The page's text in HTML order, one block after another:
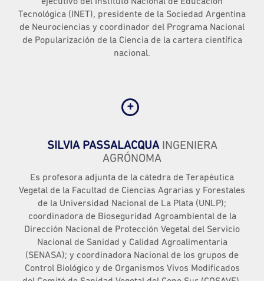
Tecnológica (INET), presidente de la Sociedad Argentina
de Neurociencias y coordinador del Programa Nacional
de Popularización de la Ciencia de la cartera científica
nacional.
SILVIA PASSALACQUA INGENIERA
AGRÓNOMA
Es profesora adjunta de la cátedra de Terapéutica
Vegetal de la Facultad de Ciencias Agrarias y Forestales
de la Universidad Nacional de La Plata (UNLP);
coordinadora de Bioseguridad Agroambiental de la
Dirección Nacional de Protección Vegetal del Servicio
Nacional de Sanidad y Calidad Agroalimentaria
(SENASA); y coordinadora Nacional de los grupos de
Control Biológico y de Organismos Vivos Modificados